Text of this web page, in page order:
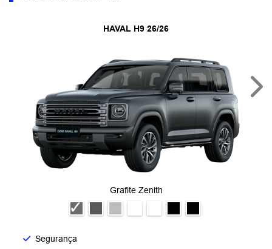
HAVAL H9 26/26
Grafite Zenith
Segurança